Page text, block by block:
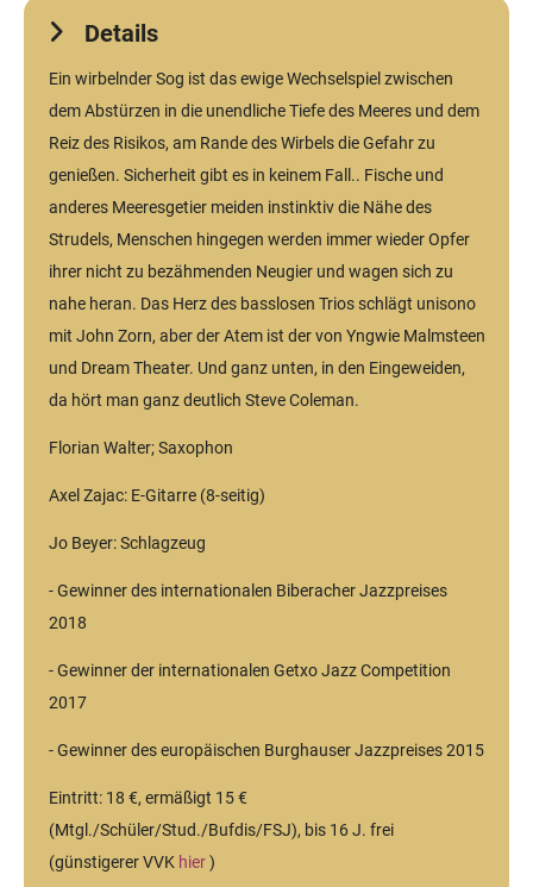
Details
Ein wirbelnder Sog ist das ewige Wechselspiel zwischen
dem Abstürzen in die unendliche Tiefe des Meeres und dem
Reiz des Risikos, am Rande des Wirbels die Gefahr zu
genießen. Sicherheit gibt es in keinem Fall.. Fische und
anderes Meeresgetier meiden instinktiv die Nähe des
Strudels, Menschen hingegen werden immer wieder Opfer
ihrer nicht zu bezähmenden Neugier und wagen sich zu
nahe heran. Das Herz des basslosen Trios schlägt unisono
mit John Zorn, aber der Atem ist der von Yngwie Malmsteen
und Dream Theater. Und ganz unten, in den Eingeweiden,
da hört man ganz deutlich Steve Coleman.
Florian Walter; Saxophon
Axel Zajac: E-Gitarre (8-seitig)
Jo Beyer: Schlagzeug
- Gewinner des internationalen Biberacher Jazzpreises
2018
- Gewinner der internationalen Getxo Jazz Competition
2017
- Gewinner des europäischen Burghauser Jazzpreises 2015
Eintritt: 18 €, ermäßigt 15 €
(Mtgl./Schüler/Stud./Bufdis/FSJ), bis 16 J. frei
(günstigerer VVK hier)